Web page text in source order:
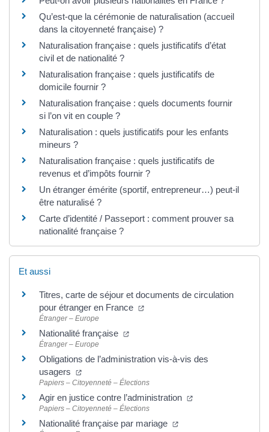
Qu’est-que la cérémonie de naturalisation (accueil
dans la citoyenneté française) ?
Naturalisation française : quels justificatifs d’état
civil et de nationalité ?
Naturalisation française : quels justificatifs de
domicile fournir ?
Naturalisation française : quels documents fournir
si l’on vit en couple ?
Naturalisation : quels justificatifs pour les enfants
mineurs ?
Naturalisation française : quels justificatifs de
revenus et d’impôts fournir ?
Un étranger émérite (sportif, entrepreneur…) peut-il
être naturalisé ?
Carte d’identité / Passeport : comment prouver sa
nationalité française ?
Et aussi
Titres, carte de séjour et documents de circulation
pour étranger en France
(ouverture dans un nouvel
Étranger – Europe
Nationalité française (ouverture dans un nouvel onglet)
Étranger – Europe
Obligations de l’administration vis-à-vis des
usagers
(ouverture dans un nouvel onglet)
Papiers – Citoyenneté – Élections
Agir en justice contre l’administration (ouverture dans un
Papiers – Citoyenneté – Élections
Nationalité française par mariage (ouverture dans un